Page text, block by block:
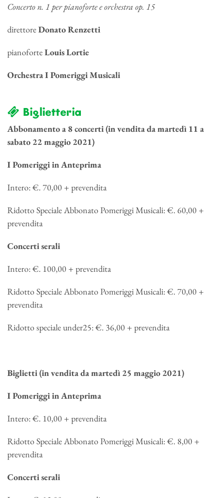
Concerto n. 1 per pianoforte e orchestra op. 15
direttoreDonato Renzetti
pianoforteLouis Lortie
Orchestra I Pomeriggi Musicali
Biglietteria
Abbonamento a 8 concerti (in vendita da martedì 11 a
sabato 22 maggio 2021)
I Pomeriggi in Anteprima
Intero: €. 70,00 + prevendita
Ridotto Speciale Abbonato Pomeriggi Musicali: €. 60,00 +
prevendita
Concerti serali
Intero: €. 100,00 + prevendita
Ridotto Speciale Abbonato Pomeriggi Musicali: €. 70,00 +
prevendita
Ridotto speciale under25: €. 36,00 + prevendita
Biglietti (in vendita da martedì 25 maggio 2021)
I Pomeriggi in Anteprima
Intero: €. 10,00 + prevendita
Ridotto Speciale Abbonato Pomeriggi Musicali: €. 8,00 +
prevendita
Concerti serali